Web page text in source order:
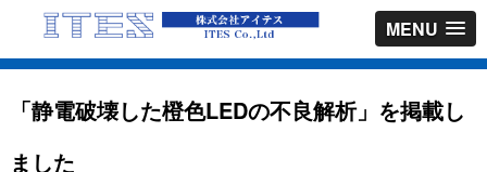
MENU
「静電破壊した橙色LEDの不良解析」を掲載し
ました